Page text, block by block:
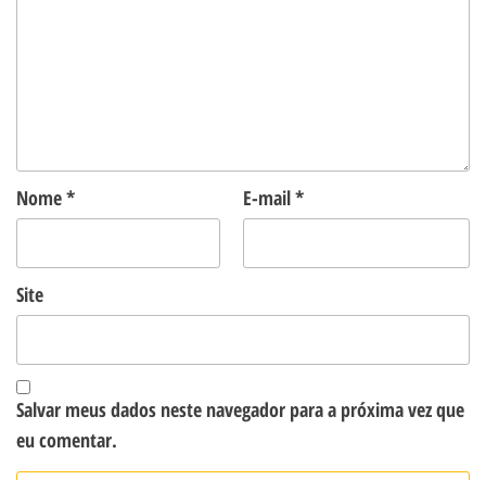
Nome* E-mail*
Site
Salvar meus dados neste navegador para a próxima vez que
eu comentar.